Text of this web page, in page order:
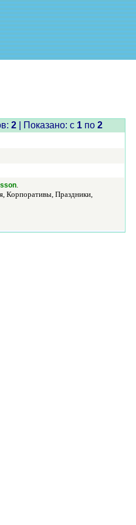
2| Показано: c 1по 2
.
Корпоративы, Праздники,